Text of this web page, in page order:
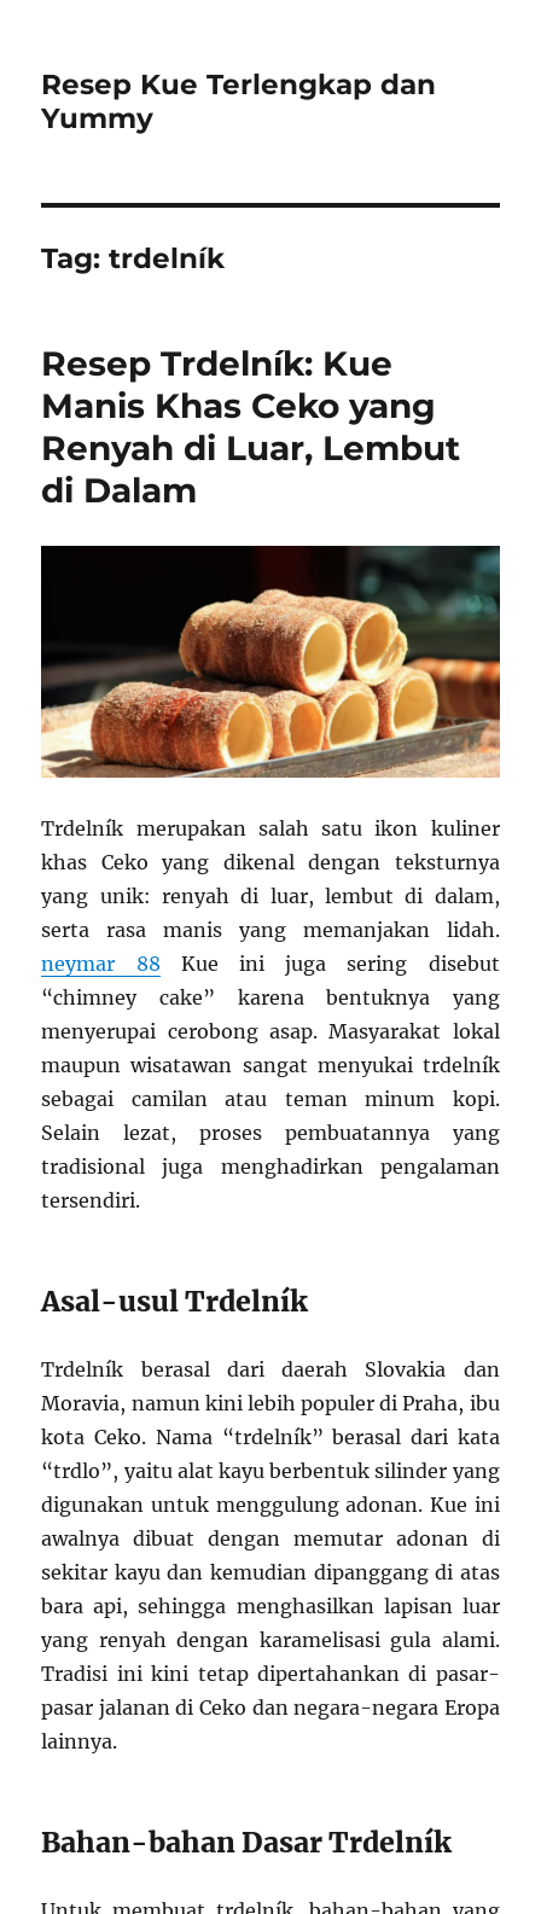
Resep Kue Terlengkap dan
Yummy
Tag:trdelník
Resep Trdelník: Kue
Manis Khas Ceko yang
Renyah di Luar, Lembut
di Dalam
Trdelník merupakan salah satu ikon kuliner
khas Ceko yang dikenal dengan teksturnya
yang unik: renyah di luar, lembut di dalam,
serta rasa manis yang memanjakan lidah.
neymar 88 Kue ini juga sering disebut
“chimney cake” karena bentuknya yang
menyerupai cerobong asap. Masyarakat lokal
maupun wisatawan sangat menyukai trdelník
sebagai camilan atau teman minum kopi.
Selain lezat, proses pembuatannya yang
tradisional juga menghadirkan pengalaman
tersendiri.
Asal-usul Trdelník
Trdelník berasal dari daerah Slovakia dan
Moravia, namun kini lebih populer di Praha, ibu
kota Ceko. Nama “trdelník” berasal dari kata
“trdlo”, yaitu alat kayu berbentuk silinder yang
digunakan untuk menggulung adonan. Kue ini
awalnya dibuat dengan memutar adonan di
sekitar kayu dan kemudian dipanggang di atas
bara api, sehingga menghasilkan lapisan luar
yang renyah dengan karamelisasi gula alami.
Tradisi ini kini tetap dipertahankan di pasar-
pasar jalanan di Ceko dan negara-negara Eropa
lainnya.
Bahan-bahan Dasar Trdelník